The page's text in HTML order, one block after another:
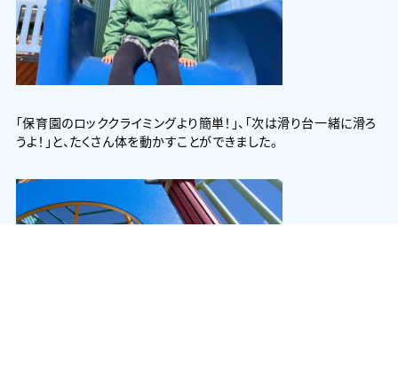
「保育園のロッククライミングより簡単！」、「次は滑り台一緒に滑ろ
うよ！」と、たくさん体を動かすことができました。